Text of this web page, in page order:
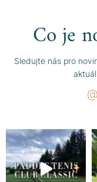
Co je
Sledujte nás pro